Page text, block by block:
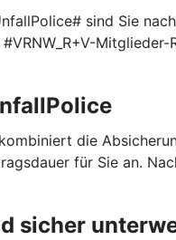
sind Sie
die
für Sie an.
sicher